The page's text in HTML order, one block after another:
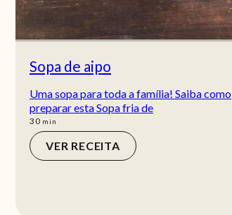
Sopa de aipo
Uma sopa para toda a família! Saiba como
preparar esta Sopa fria de
30min
min
VER RECEITA